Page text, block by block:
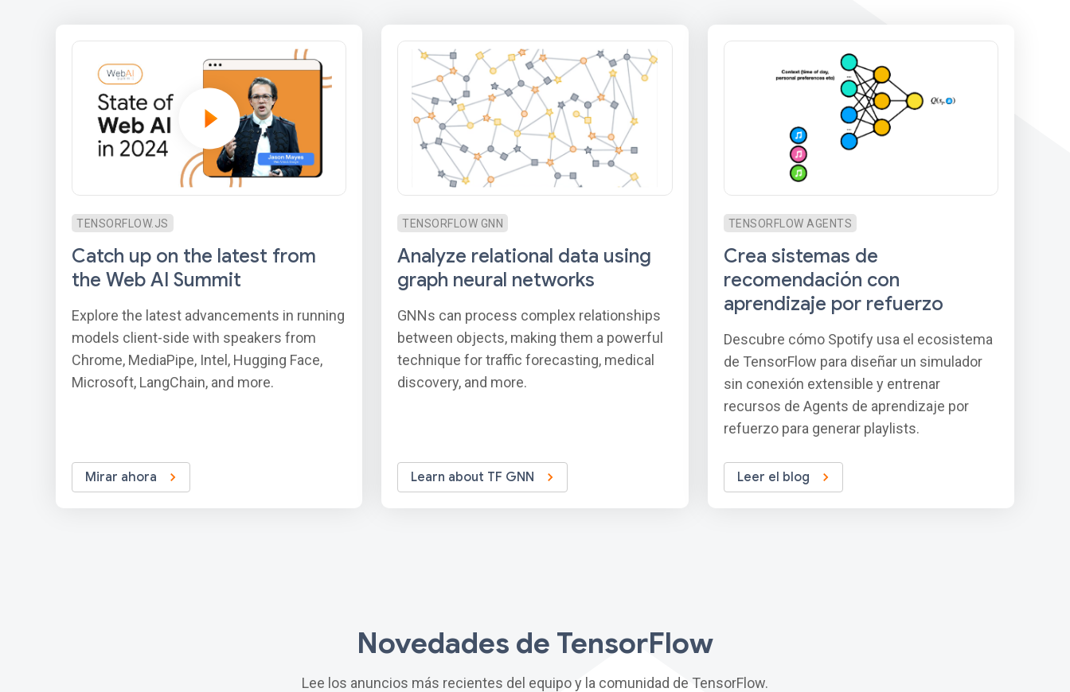
TENSORFLOW.JS
Catch up on the latest from
the Web AI Summit
Explore the latest advancements in running
models client-side with speakers from
Chrome, MediaPipe, Intel, Hugging Face,
Microsoft, LangChain, and more.
Mirar ahora
TENSORFLOW GNN
Analyze relational data using
graph neural networks
GNNs can process complex relationships
between objects, making them a powerful
technique for traffic forecasting, medical
discovery, and more.
Learn about TF GNN
TENSORFLOW AGENTS
Crea sistemas de
recomendación con
aprendizaje por refuerzo
Descubre cómo Spotify usa el ecosistema
de TensorFlow para diseñar un simulador
sin conexión extensible y entrenar
recursos de Agents de aprendizaje por
refuerzo para generar playlists.
Leer el blog
Novedades de TensorFlow
Lee los anuncios más recientes del equipo y la comunidad de TensorFlow.